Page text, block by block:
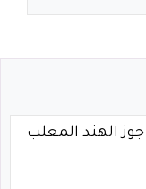
الهند المعلب